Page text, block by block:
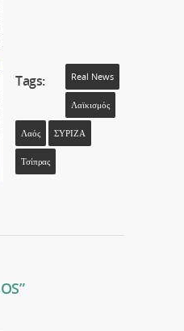
Tags: Real News
Λαϊκισμός
Λαός ΣΥΡΙΖΑ
Τσίπρας